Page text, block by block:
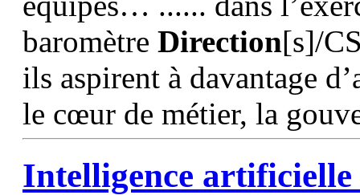
baromètre Direction[s]/
ils aspirent à davantage
le cœur de métier, la
Intelligence